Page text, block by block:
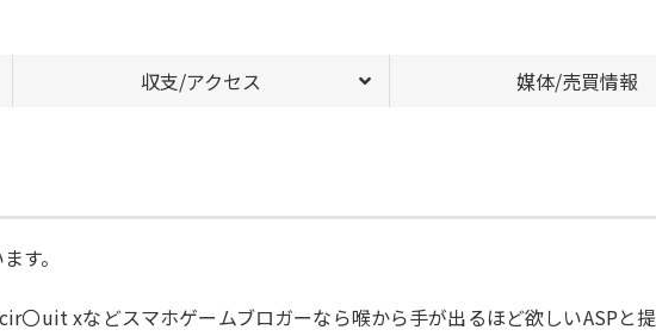
収支/アクセス 媒体/売買情報
す。
〇uit xなどスマホゲームブロガーなら喉から手が出るほど欲しいASPと提